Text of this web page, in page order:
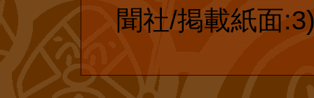
マンとカレーパ
れました。もち
書店では販売さ
復刊ドットコ
れている『とべ
聞社/掲載紙面